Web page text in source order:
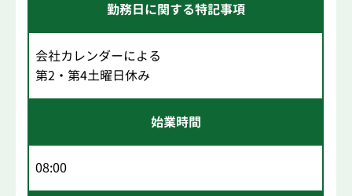
勤務日に関する特記事項
会社カレンダーによる
第2・第4土曜日休み
始業時間
08:00